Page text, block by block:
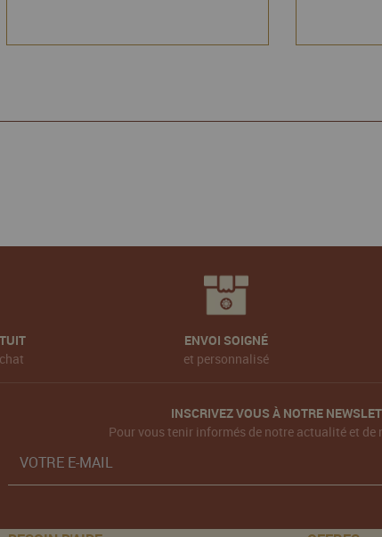
ENVOI SOIGNÉ
et personnalisé
INSCRIVEZ VOUS À NOTRE
Pour vous tenir informés de notre actualité et de